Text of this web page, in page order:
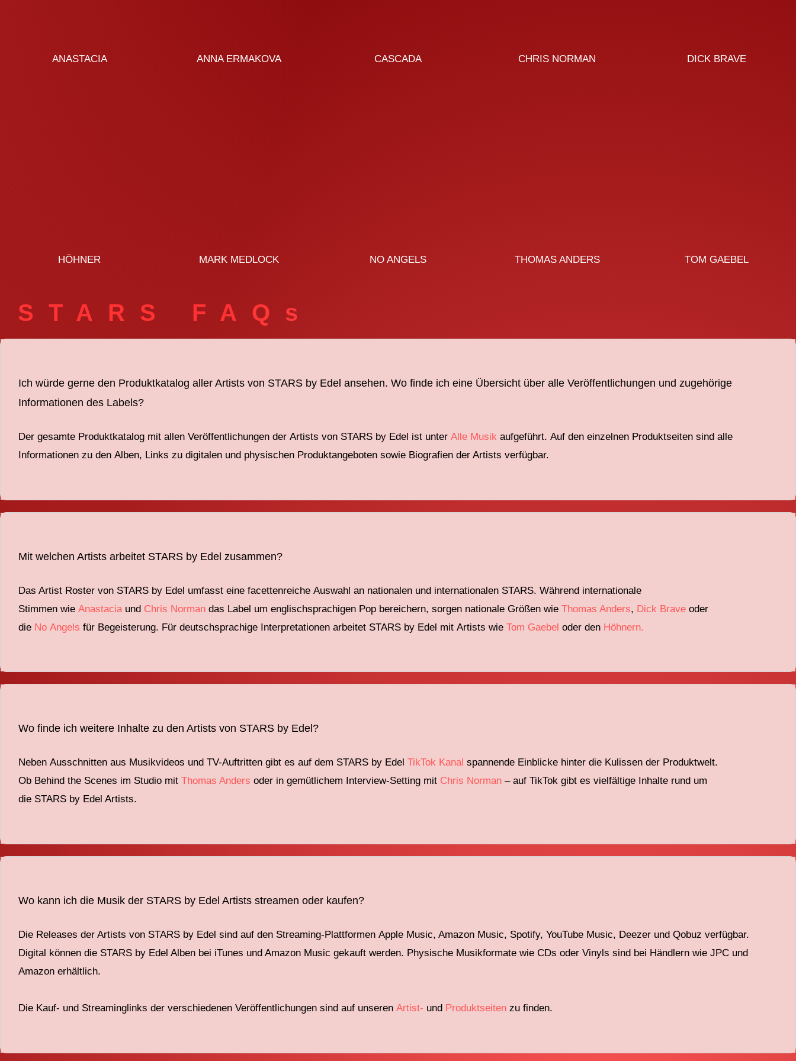
ANASTACIA ANNA ERMAKOVA CASCADA CHRIS NORMAN DICK BRAVE
HÖHNER MARK MEDLOCK NO ANGELS THOMAS ANDERS TOM GAEBEL
STARS FAQs
Ich würde gerne den Produktkatalog aller Artists von STARS by Edel ansehen. Wo finde ich eine Übersicht über alle Veröffentlichungen und zugehörige
Informationen des Labels?
Der gesamte Produktkatalog mit allen Veröffentlichungen der Artists von STARS by Edel ist unter Alle Musik aufgeführt. Auf den einzelnen Produktseiten sind alle
Informationen zu den Alben, Links zu digitalen und physischen Produktangeboten sowie Biografien der Artists verfügbar.
Mit welchen Artists arbeitet STARS by Edel zusammen?
Das Artist Roster von STARS by Edel umfasst eine facettenreiche Auswahl an nationalen und internationalen STARS. Während internationale
Stimmen wie Anastacia und Chris Norman das Label um englischsprachigen Pop bereichern, sorgen nationale Größen wie Thomas Anders, Dick Brave oder
die No Angels für Begeisterung. Für deutschsprachige Interpretationen arbeitet STARS by Edel mit Artists wie Tom Gaebel oder den Höhnern.
Wo finde ich weitere Inhalte zu den Artists von STARS by Edel?
Neben Ausschnitten aus Musikvideos und TV-Auftritten gibt es auf dem STARS by Edel TikTok Kanal spannende Einblicke hinter die Kulissen der Produktwelt.
Ob Behind the Scenes im Studio mit Thomas Anders oder in gemütlichem Interview-Setting mit Chris Norman – auf TikTok gibt es vielfältige Inhalte rund um
die STARS by Edel Artists.
Wo kann ich die Musik der STARS by Edel Artists streamen oder kaufen?
Die Releases der Artists von STARS by Edel sind auf den Streaming-Plattformen Apple Music, Amazon Music, Spotify, YouTube Music, Deezer und Qobuz verfügbar.
Digital können die STARS by Edel Alben bei iTunes und Amazon Music gekauft werden. Physische Musikformate wie CDs oder Vinyls sind bei Händlern wie JPC und
Amazon erhältlich.
Die Kauf- und Streaminglinks der verschiedenen Veröffentlichungen sind auf unseren Artist- und Produktseiten zu finden.